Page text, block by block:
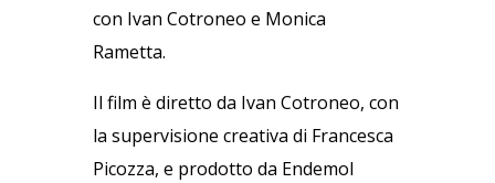
con Ivan Cotroneo e Monica
Rametta.
Il film è diretto da Ivan Cotroneo, con
la supervisione creativa di Francesca
Picozza, e prodotto da Endemol